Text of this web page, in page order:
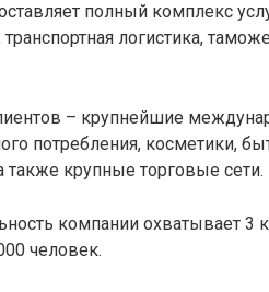
полный комплекс
логистика,
– крупнейшие
потребления, косметики,
также крупные торговые сети.
компании охватывает 3
человек.